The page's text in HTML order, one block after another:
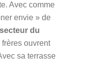
Avec comme
envie » de
secteur du
frères ouvrent
sa terrasse